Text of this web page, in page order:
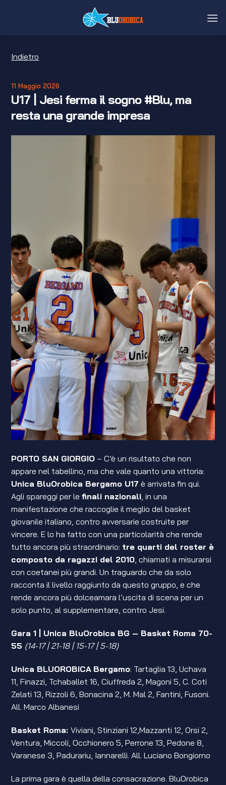
Indietro
11 Maggio 2026
U17 | Jesi ferma il sogno #Blu, ma
resta una grande impresa
PORTO SAN GIORGIO – C’è un risultato che non
appare nel tabellino, ma che vale quanto una vittoria:
Unica BluOrobica Bergamo U17 è arrivata fin qui.
Agli spareggi per lefinali nazionali, in una
manifestazione che raccoglie il meglio del basket
giovanile italiano, contro avversarie costruite per
vincere. E lo ha fatto con una particolarità che rende
tutto ancora più straordinario: tre quarti del roster è
composto da ragazzi del 2010, chiamati a misurarsi
con coetanei più grandi. Un traguardo che da solo
racconta il livello raggiunto da questo gruppo, e che
rende ancora più dolceamara l’uscita di scena per un
solo punto, al supplementare, contro Jesi.
Gara 1 | Unica BluOrobica BG – Basket Roma 70-
55 (14-17 | 21-18 | 15-17 | 5-18)
Unica BLUOROBICA Bergamo: Tartaglia 13, Uchava
11, Finazzi, Tchaballet 16, Ciuffreda 2, Magoni 5, C. Coti
Zelati 13, Rizzoli 6, Bonacina 2, M. Mal 2, Fantini, Fusoni.
All. Marco Albanesi
Basket Roma:Viviani, Stinziani 12,Mazzanti 12, Orsi 2,
Ventura, Miccoli, Occhionero 5, Perrone 13, Pedone 8,
Varanese 3, Padurariu, Iannarelli. All. Luciano Bongiorno
La prima gara è quella della consacrazione. BluOrobica